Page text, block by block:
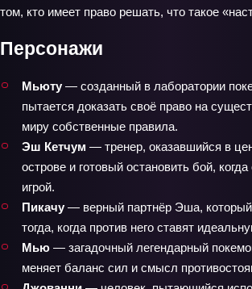
том, кто имеет право решать, что такое
Персонажи
Мьюту — созданный в лаборатории
пытается доказать своё право на
миру собственные правила.
Эш Кетчум — тренер, оказавшийся в
острове и готовый остановить бой,
игрой.
Пикачу — верный партнёр Эша,
тогда, когда против него ставят
Мью — загадочный легендарный
меняет баланс сил и смысл